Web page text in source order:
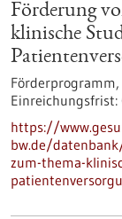
Förderung
klinische
Förderprogramm,
Einreichungsfrist:
https://
bw.de/
zum-thema-